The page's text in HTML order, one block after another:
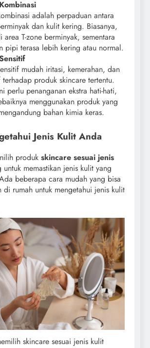
adalah perpaduan antara
dan kulit kering. Biasanya,
area T-zone berminyak, sementara
pipi terasa lebih kering atau normal.
mudah iritasi, kemerahan, dan
terhadap produk skincare tertentu.
perlu penanganan ekstra hati-hati,
menggunakan produk yang
bahan kimia keras.
Jenis Kulit Anda
produk skincare sesuai jenis
untuk memastikan jenis kulit yang
beberapa cara mudah yang bisa
di rumah untuk mengetahui jenis kulit
skincare sesuai jenis kulit